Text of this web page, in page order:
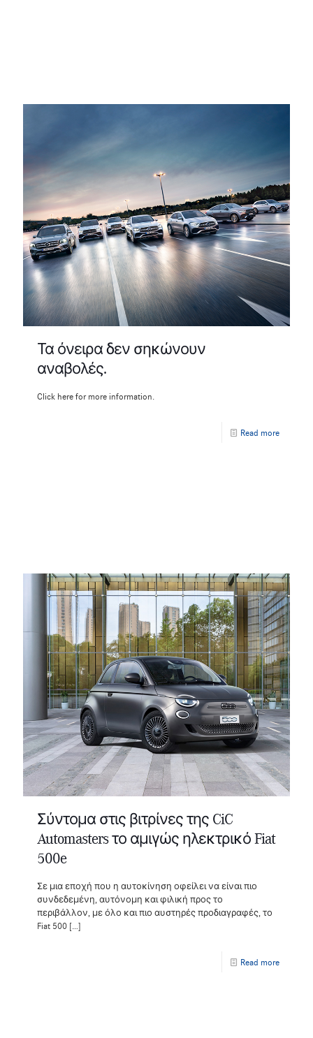
Τα όνειρα δεν σηκώνουν
αναβολές.
Click here for more information.
Read more
Σύντομα στις βιτρίνες της CiC
Automasters το αμιγώς ηλεκτρικό Fiat
500e
Σε μια εποχή που η αυτοκίνηση οφείλει να είναι πιο
συνδεδεμένη, αυτόνομη και φιλική προς το
περιβάλλον, με όλο και πιο αυστηρές προδιαγραφές, το
Fiat 500 […]
Read more